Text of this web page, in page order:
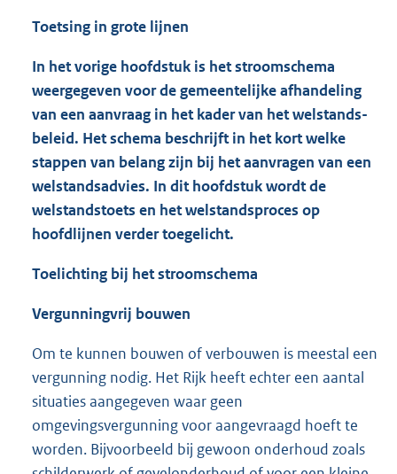
Toetsing in grote lijnen
In het vorige hoofdstuk is het stroomschema
weergegeven voor de gemeentelijke afhandeling
van een aanvraag in het kader van het welstands-
beleid. Het schema beschrijft in het kort welke
stappen van belang zijn bij het aanvragen van een
welstandsadvies. In dit hoofdstuk wordt de
welstandstoets en het welstandsproces op
hoofdlijnen verder toegelicht.
Toelichting bij het stroomschema
Vergunningvrij bouwen
Om te kunnen bouwen of verbouwen is meestal een
vergunning nodig. Het Rijk heeft echter een aantal
situaties aangegeven waar geen
omgevingsvergunning voor aangevraagd hoeft te
worden. Bijvoorbeeld bij gewoon onderhoud zoals